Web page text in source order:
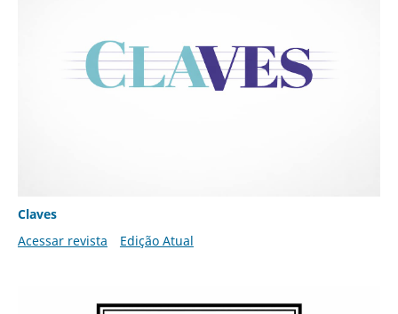
Claves
Acessar revista
Edição Atual